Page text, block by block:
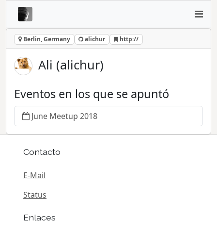
Berlin, Germany alichur http://
Ali (alichur)
Eventos en los que se apuntó
June Meetup 2018
Contacto
E-Mail
Status
Enlaces